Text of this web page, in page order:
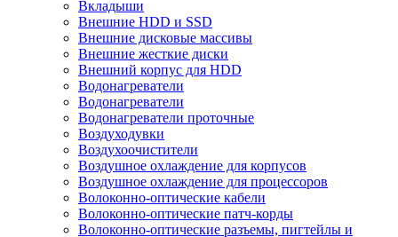
Вкладыши
Внешние HDD и SSD
Внешние дисковые массивы
Внешние жесткие диски
Внешний корпус для HDD
Водонагреватели
Водонагреватели
Водонагреватели проточные
Воздуходувки
Воздухоочистители
Воздушное охлаждение для корпусов
Воздушное охлаждение для процессоров
Волоконно-оптические кабели
Волоконно-оптические патч-корды
Волоконно-оптические разъемы, пигтейлы и